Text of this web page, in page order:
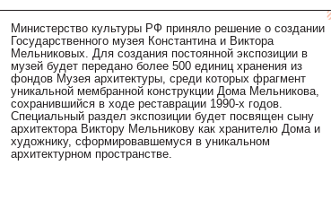
Министерство культуры РФ приняло решение о создании
Государственного музея Константина и Виктора
Мельниковых. Для создания постоянной экспозиции в
музей будет передано более 500 единиц хранения из
фондов Музея архитектуры, среди которых фрагмент
уникальной мембранной конструкции Дома Мельникова,
сохранившийся в ходе реставрации 1990-х годов.
Специальный раздел экспозиции будет посвящен сыну
архитектора Виктору Мельникову как хранителю Дома и
художнику, сформировавшемуся в уникальном
архитектурном пространстве.